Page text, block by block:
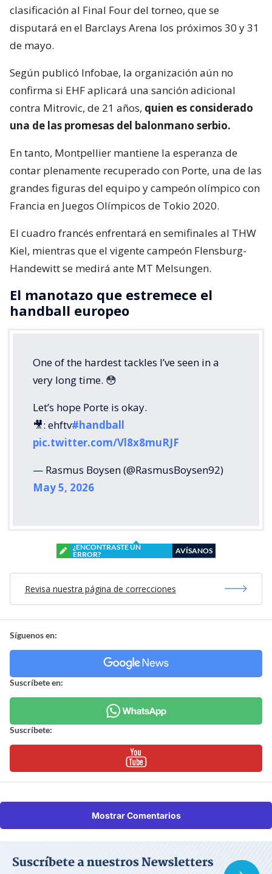
clasificación al Final Four del torneo, que se
disputará en el Barclays Arena los próximos 30 y 31
de mayo.
Según publicó Infobae, la organización aún no
confirma si EHF aplicará una sanción adicional
contra Mitrovic, de 21 años, quien es considerado
una de las promesas del balonmano serbio.
En tanto, Montpellier mantiene la esperanza de
contar plenamente recuperado con Porte, una de las
grandes figuras del equipo y campeón olímpico con
Francia en Juegos Olímpicos de Tokio 2020.
El cuadro francés enfrentará en semifinales al THW
Kiel, mientras que el vigente campeón Flensburg-
Handewitt se medirá ante MT Melsungen.
El manotazo que estremece el
handball europeo
One of the hardest tackles I’ve seen in a
very long time. 😳
Let’s hope Porte is okay.
🎥: ehftv#handball
pic.twitter.com/Vl8x8muRJF
— Rasmus Boysen (@RasmusBoysen92)
May 5, 2026
¿ENCONTRASTE UN
ERROR?
AVÍSANOS
Revisa nuestra página de correcciones
Síguenos en:
Suscríbete en:
Suscríbete:
Mostrar Comentarios